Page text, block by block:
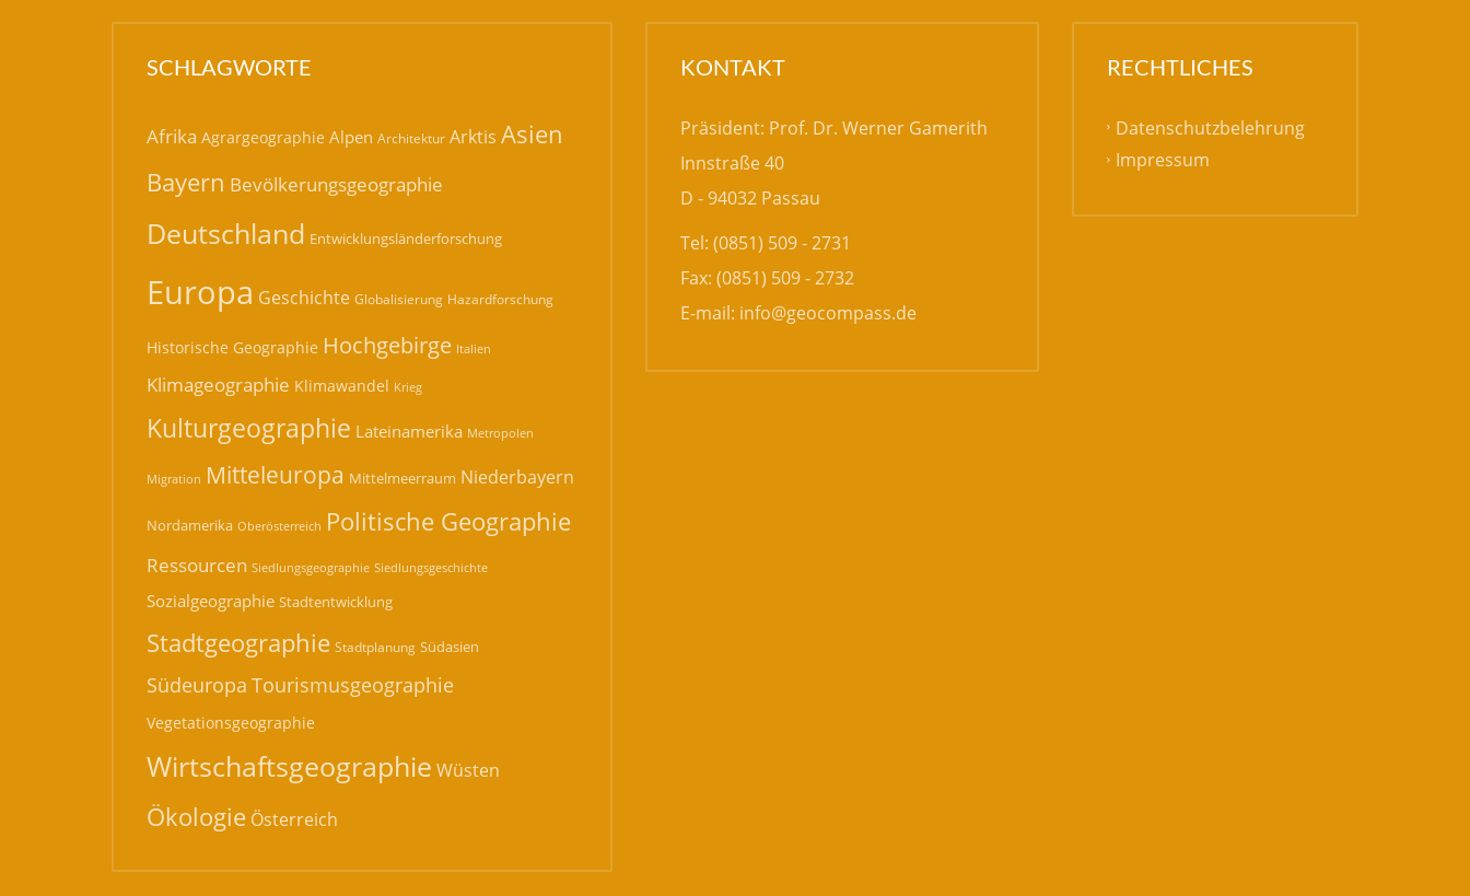
SCHLAGWORTE
Afrika Agrargeographie Alpen Architektur Arktis Asien
Bayern Bevölkerungsgeographie
Deutschland Entwicklungsländerforschung
Europa Geschichte Globalisierung Hazardforschung
Historische Geographie Hochgebirge Italien
Klimageographie Klimawandel Krieg
Kulturgeographie Lateinamerika Metropolen
Migration Mitteleuropa Mittelmeerraum Niederbayern
Nordamerika Oberösterreich Politische Geographie
Ressourcen Siedlungsgeographie Siedlungsgeschichte
Sozialgeographie Stadtentwicklung
Stadtgeographie Stadtplanung Südasien
Südeuropa Tourismusgeographie
Vegetationsgeographie
Wirtschaftsgeographie Wüsten
Ökologie Österreich
KONTAKT
Präsident: Prof. Dr. Werner Gamerith
Innstraße 40
D - 94032 Passau
Tel: (0851) 509 - 2731
Fax: (0851) 509 - 2732
E-mail: info@geocompass.de
RECHTLICHES
Datenschutzbelehrung
Impressum